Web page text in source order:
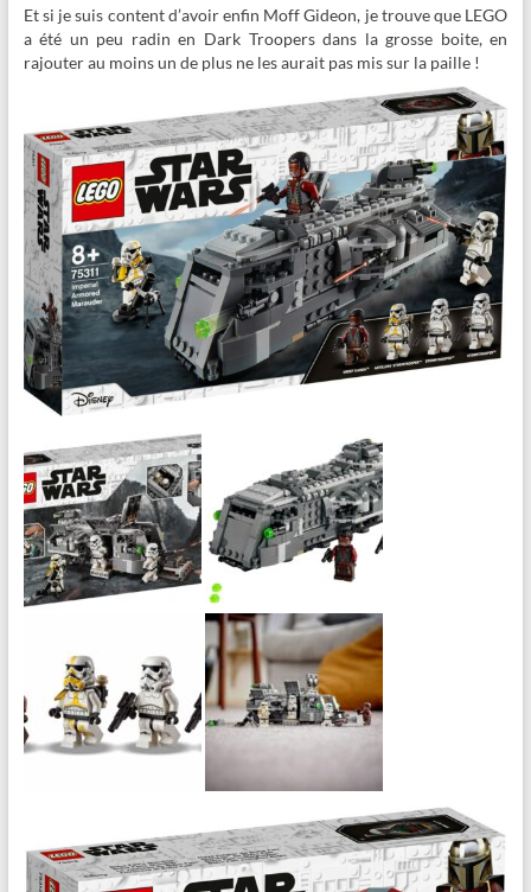
Et si je suis content d’avoir enfin Moff Gideon, je trouve que LEGO
a été un peu radin en Dark Troopers dans la grosse boite, en
rajouter au moins un de plus ne les aurait pas mis sur la paille !